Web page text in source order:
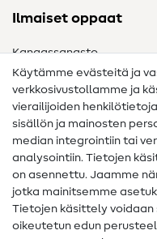
Ilmaiset oppaat
Kangassanasto
Ompelusanasto
Ompeluohjeet
Apua ja yhteystiedot
Yhteystiedot
Tietoa
Käytämme evästeitä ja
verkkosivustollamme ja
vierailijoiden
sisällön ja mainosten
median integrointiin tai
analysointiin. Tietojen
on asennettu. Jaamme
jotka mainitsemme
Tietojen käsittely
oikeutetun edun